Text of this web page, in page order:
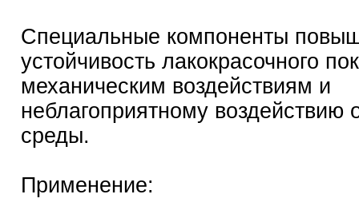
Специальные компоненты
устойчивость лакокрасочного
механическим воздействиям и
неблагоприятному
среды.
Применение: